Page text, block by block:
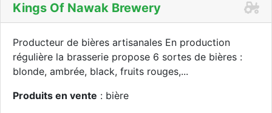
Kings Of Nawak Brewery
Producteur de bières artisanales En production
régulière la brasserie propose 6 sortes de bières :
blonde, ambrée, black, fruits rouges,...
Produits en vente : bière